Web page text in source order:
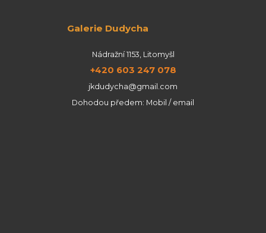
Galerie Dudycha
Nádražní 1153, Litomyšl
+420 603 247 078
jkdudycha@gmail.com
Dohodou předem: Mobil / email